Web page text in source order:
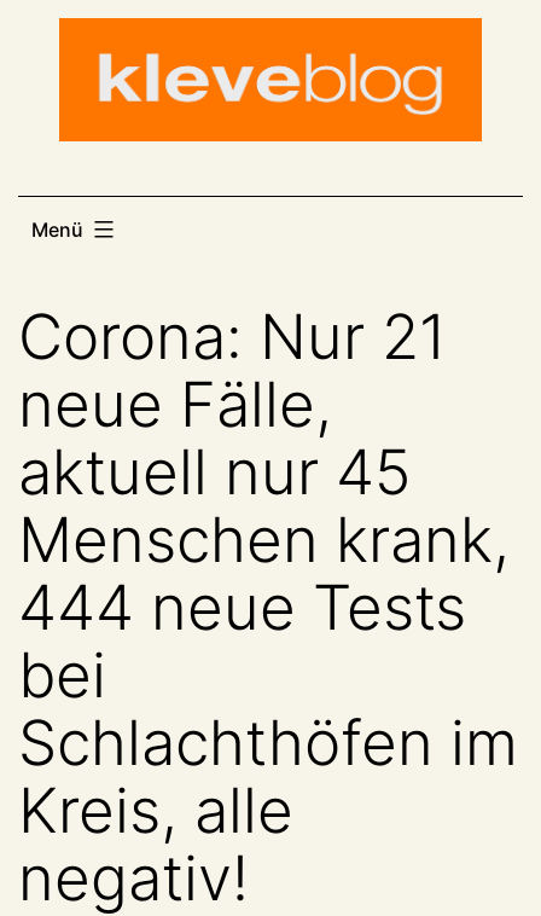
Menü
Corona: Nur 21
neue Fälle,
aktuell nur 45
Menschen krank,
444 neue Tests
bei
Schlachthöfen im
Kreis, alle
negativ!